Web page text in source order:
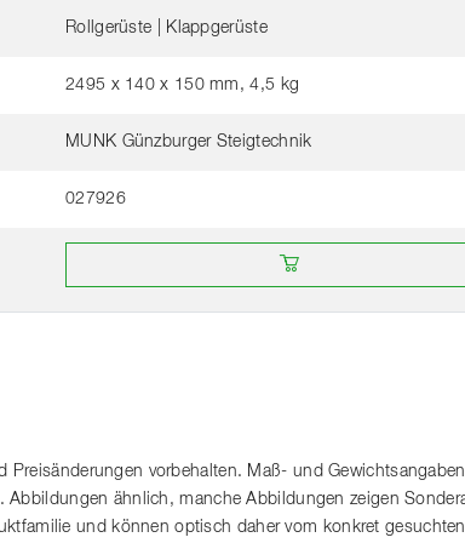
Rollgerüste | Klappgerüste
2495 x 140 x 150 mm, 4,5 kg
MUNK Günzburger Steigtechnik
027926
Online bei einem Händler kaufen
Preisänderungen vorbehalten. Maß- und
Abbildungen ähnlich, manche Abbildungen zeigen
und können optisch daher vom konkret